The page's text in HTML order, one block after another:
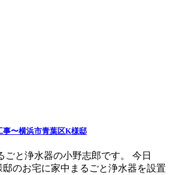
事〜横浜市青葉区K様邸
ごと浄水器の小野志郎です。 今日
のお宅に家中まるごと浄水器を設置